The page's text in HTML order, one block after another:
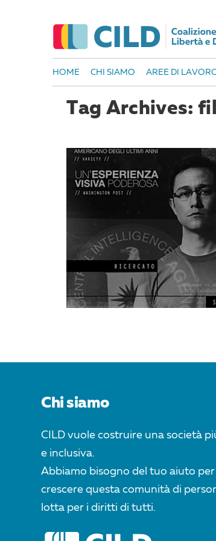
HOME CHI SIAMO AREE DI
Tag Archives:
Chi siamo
CILD vuole costruire una società
e inclusiva.
Abbiamo bisogno del tuo aiuto
crescere questa comunità di
lotta per i diritti di tutti.